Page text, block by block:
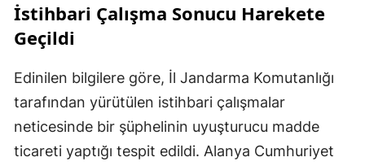
İstihbari Çalışma Sonucu Harekete
Geçildi
Edinilen bilgilere göre, İl Jandarma Komutanlığı
tarafından yürütülen istihbari çalışmalar
neticesinde bir şüphelinin uyuşturucu madde
ticareti yaptığı tespit edildi. Alanya Cumhuriyet